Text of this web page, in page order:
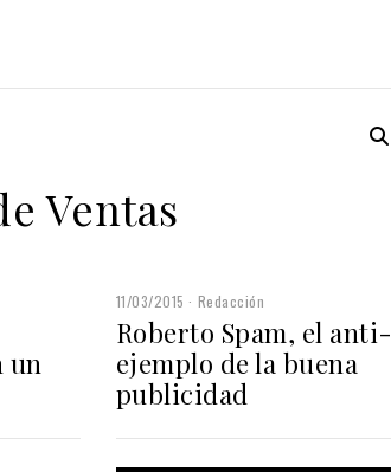
Ventas
un
11/03/2015 Redacción
Roberto Spam, el anti-
ejemplo de la buena
publicidad